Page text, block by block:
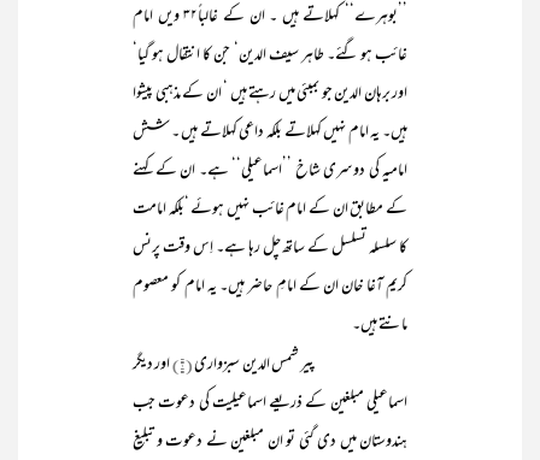
’’بوہرے‘‘ کہلاتے ہیں ۔ ان کے غالباً۳۲ ویں امام
غائب ہو گئے۔ طاہر سیف الدین‘ جن کا انتقال ہو گیا‘
اور برہان الدین جو بمبئی میں رہتے ہیں ‘ ان کے مذہبی پیشوا
ہیں۔ یہ امام نہیں کہلاتے بلکہ داعی کہلاتے ہیں ۔ شش
امامیہ کی دوسری شاخ ’’اسماعیلی‘‘ ہے۔ ان کے کہنے
کے مطابق ان کے امام غائب نہیں ہوئے ‘بلکہ امامت
کا سلسلہ تسلسل کے ساتھ چل رہا ہے۔ اِس وقت پرنس
کریم آغا خان ان کے امامِ حاضر ہیں۔ یہ امام کو معصوم
مانتے ہیں۔
پیر شمس الدین سبزواری(۱) اور دیگر
اسماعیلی مبلغین کے ذریعے اسماعیلیت کی دعوت جب
ہندوستان میں دی گئی تو ان مبلغین نے دعوت و تبلیغ